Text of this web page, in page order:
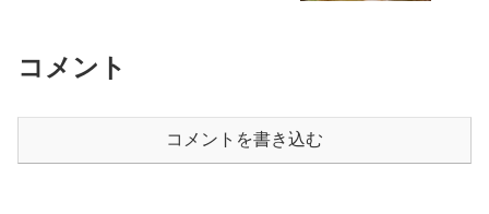
コメント
コメントを書き込む